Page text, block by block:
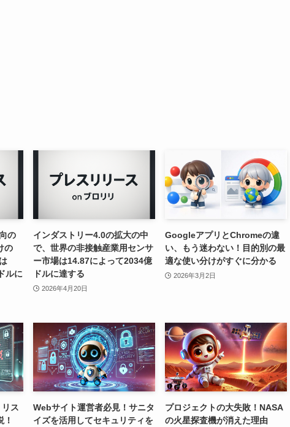
の
の
ルに
インダストリー4.0の拡大の中
で、世界の非接触産業用センサ
ー市場は14.87によって2034億
ドルに達する
2026年4月20日
GoogleアプリとChromeの違
い、もう迷わない！目的別の最
適な使い分けがすぐに分かる
2026年3月2日
ス
Webサイト運営者必見！サニタ
イズを活用してセキュリティを
プロジェクトの大失敗！NASA
の火星探査機が消えた理由